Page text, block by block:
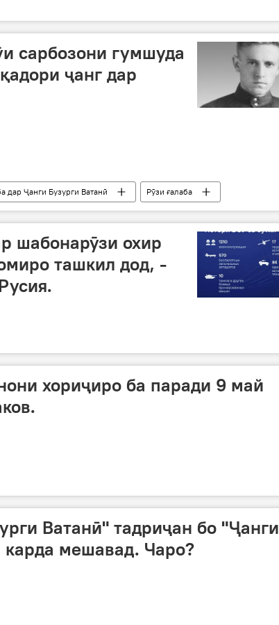
сарбозони гумшуда
ҷанг дар
дар Ҷанги Бузурги Ватанӣ
Рӯзи ғалаба
шабонарӯзи охир
ташкил дод, -
хориҷиро ба паради 9 май
Ватанӣ" тадриҷан бо "Ҷанги
мешавад. Чаро?